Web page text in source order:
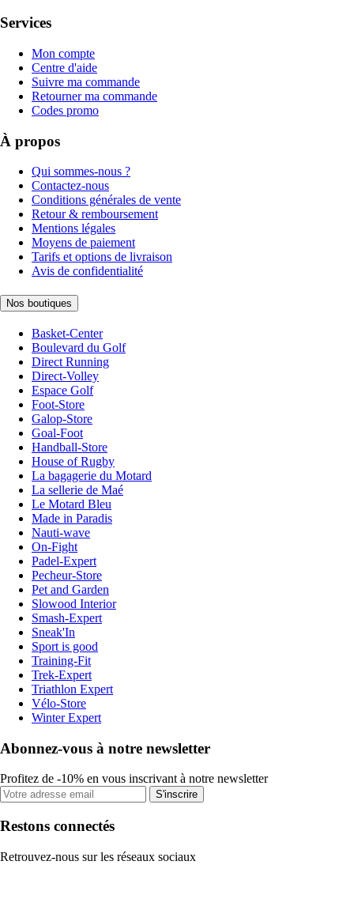
Services
Mon compte
Centre d'aide
Suivre ma commande
Retourner ma commande
Codes promo
À propos
Qui sommes-nous ?
Contactez-nous
Conditions générales de vente
Retour & remboursement
Mentions légales
Moyens de paiement
Tarifs et options de livraison
Avis de confidentialité
Nos boutiques
Basket-Center
Boulevard du Golf
Direct Running
Direct-Volley
Espace Golf
Foot-Store
Galop-Store
Goal-Foot
Handball-Store
House of Rugby
La bagagerie du Motard
La sellerie de Maé
Le Motard Bleu
Made in Paradis
Nauti-wave
On-Fight
Padel-Expert
Pecheur-Store
Pet and Garden
Slowood Interior
Smash-Expert
Sneak'In
Sport is good
Training-Fit
Trek-Expert
Triathlon Expert
Vélo-Store
Winter Expert
Abonnez-vous à notre newsletter
Profitez de -10% en vous inscrivant à notre newsletter
S'inscrire
Restons connectés
Retrouvez-nous sur les réseaux sociaux